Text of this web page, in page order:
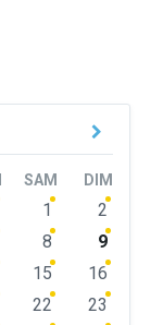
SAM DIM
1
2
8
9
15
16
22
23